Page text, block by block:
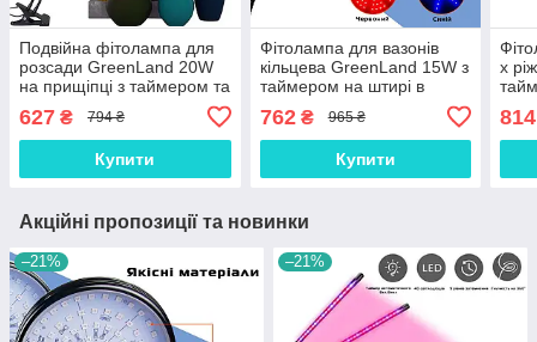
Подвійна фітолампа для
розсади GreenLand 20W
на прищіпці з таймером та
627 ₴ 794 ₴
Купити
Фітолампа для вазонів
кільцева GreenLand 15W з
таймером на штирі в
762₴ 965 ₴
Купити
х
814
Акційні пропозиції та новинки
–21% –21%